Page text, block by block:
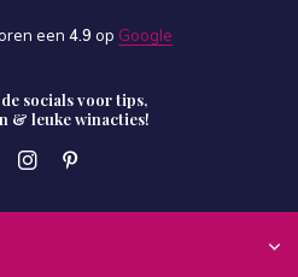
een 4.9 op Google
socials voor tips,
& leuke winacties!